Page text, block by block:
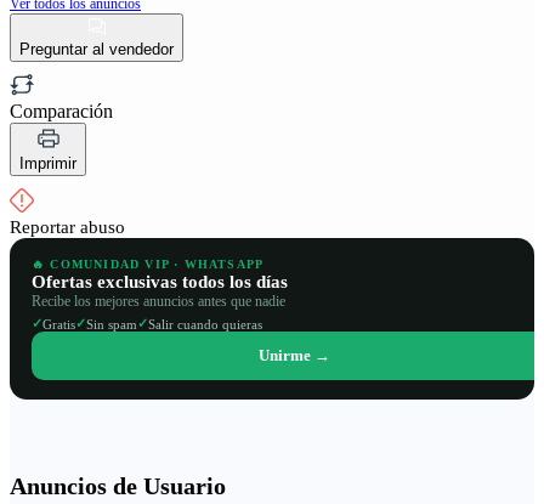
Ver todos los anuncios
Preguntar al vendedor
Comparación
Imprimir
Reportar abuso
🔥 COMUNIDAD VIP · WHATSAPP
Ofertas exclusivas todos los días
Recibe los mejores anuncios antes que nadie
✓Gratis✓Sin spam✓Salir cuando quieras
Unirme →
Anuncios de Usuario